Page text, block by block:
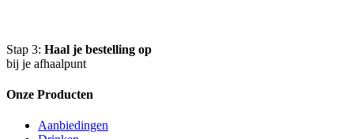
Stap 3: Haal je bestelling op
bij je afhaalpunt
Onze Producten
Aanbiedingen